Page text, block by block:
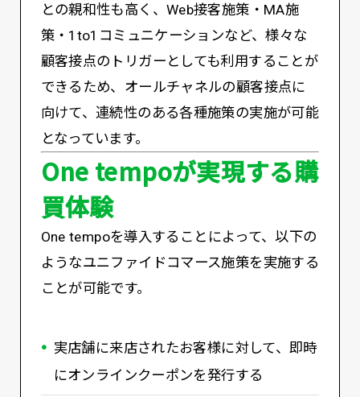
との親和性も高く、Web接客施策・MA施
策・1to1コミュニケーションなど、様々な
顧客接点のトリガーとしても利用することが
できるため、オールチャネルの顧客接点に
向けて、連続性のある各種施策の実施が可能
となっています。
One tempoが実現する購
買体験
One tempoを導入することによって、以下の
ようなユニファイドコマース施策を実施する
ことが可能です。
実店舗に来店されたお客様に対して、即時
にオンラインクーポンを発行する